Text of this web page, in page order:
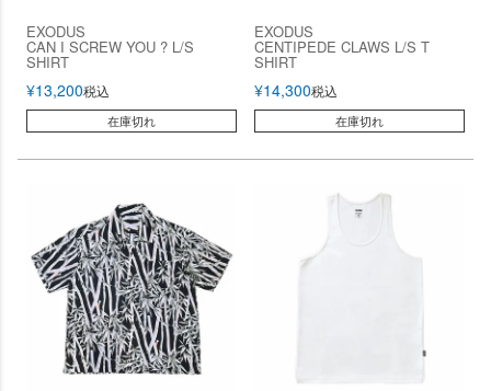
EXODUS
CAN I SCREW YOU ? L/S
SHIRT
¥13,200税込
在庫切れ
EXODUS
CENTIPEDE CLAWS L/S T
SHIRT
¥14,300税込
在庫切れ